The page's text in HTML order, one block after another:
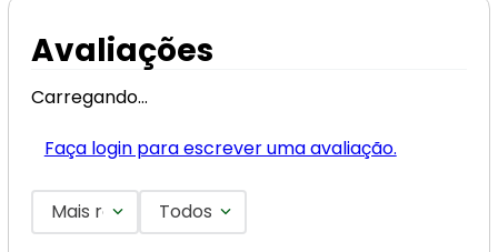
Avaliações
Carregando…
Faça login para escrever uma avaliação.
Mais recentesTodos